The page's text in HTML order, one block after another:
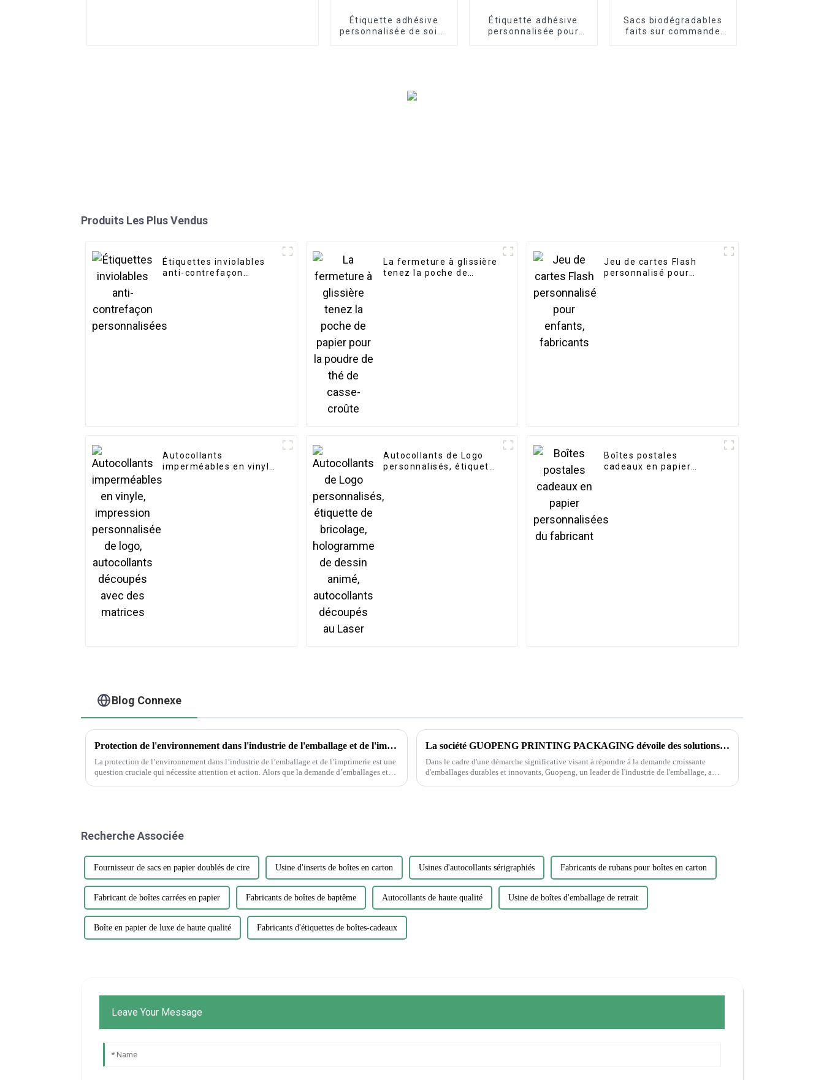
Étiquette adhésive
personnalisée de soins
Étiquette adhésive
personnalisée pour
Sacs biodégradables
faits sur commande
Produits Les Plus Vendus
Étiquettes inviolables
anti-contrefaçon
La fermeture à glissière
tenez la poche de
Jeu de cartes Flash
personnalisé pour
Autocollants
imperméables en vinyle,
Autocollants de Logo
personnalisés, étiquette
animé, autocollants
Boîtes postales
cadeaux en papier
Blog Connexe
Protection de l'environnement dans l'industrie de l'emballage et de l'imprimerie
La protection de l’environnement dans l’industrie de l’emballage et de l’imprimerie est une
question cruciale qui nécessite attention et action. Alors que la demande d’emballages et
La société GUOPENG PRINTING PACKAGING dévoile des solutions d'emballage révolutionnaires pour répondre aux besoins changeants du marché
Dans le cadre d'une démarche significative visant à répondre à la demande croissante
d'emballages durables et innovants, Guopeng, un leader de l'industrie de l'emballage, a
Recherche Associée
Fournisseur de sacs en papier doublés de cire Usine d'inserts de boîtes en carton Usines d'autocollants sérigraphiés Fabricants de rubans pour boîtes en carton
Fabricant de boîtes carrées en papier Fabricants de boîtes de baptême Autocollants de haute qualité Usine de boîtes d'emballage de retrait
Boîte en papier de luxe de haute qualité Fabricants d'étiquettes de boîtes-cadeaux
Leave Your Message